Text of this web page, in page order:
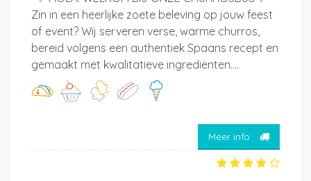
Zin in een heerlijke zoete beleving op jouw feest
of event? Wij serveren verse, warme churros,
bereid volgens een authentiek Spaans recept en
gemaakt met kwalitatieve ingrediënten....
Meer info